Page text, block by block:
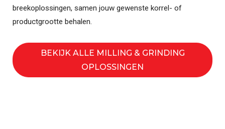
breekoplossingen, samen jouw gewenste korrel- of
productgrootte behalen.
BEKIJK ALLE MILLING & GRINDING
OPLOSSINGEN